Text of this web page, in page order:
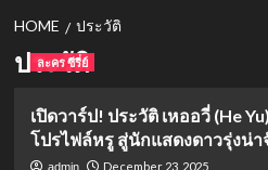
HOME ประวัติ
ประวัติ
ละคร ซีรี่ย์
เปิดวาร์ป! ประวัติ เหออวี่ (He
โปรไฟล์หรู สู่นักแสดงดาวรุ่งน่
admin December 23, 2025